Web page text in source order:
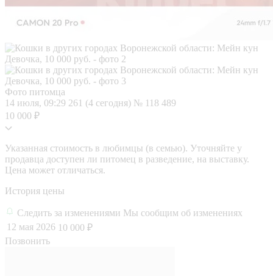
Фото питомца
14 июля, 09:29 261 (4 сегодня) № 118 489
10 000 ₽
Указанная стоимость в любимцы (в семью). Уточняйте у
продавца доступен ли питомец в разведение, на выставку.
Цена может отличаться.
История цены
Следить за изменениями Мы сообщим об изменениях
12 мая 2026 10 000 ₽
Позвонить